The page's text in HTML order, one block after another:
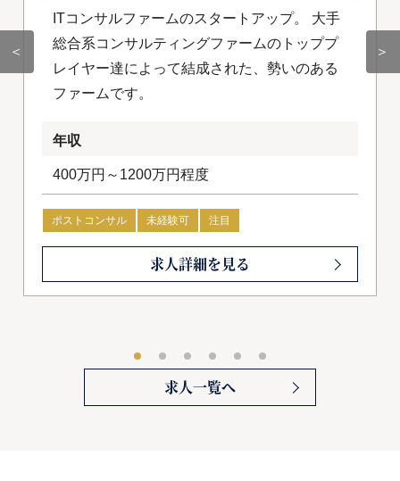
＜
ITコンサルファームのスタートアップ。 大手
総合系コンサルティングファームのトッププ
レイヤー達によって結成された、勢いのある
ファームです。
年収
400万円～1200万円程度
ポストコンサル 未経験可 注目
求人詳細を見る
＞
求人一覧へ